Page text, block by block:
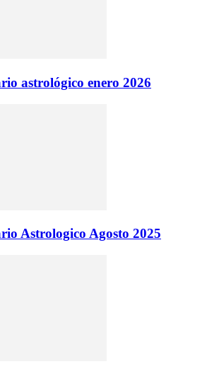
astrológico enero 2026
Astrologico Agosto 2025